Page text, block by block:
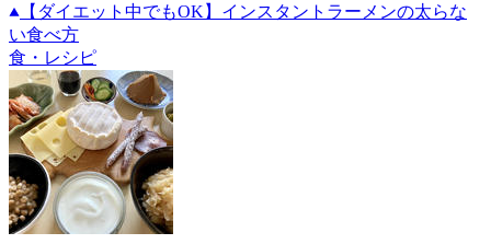
【ダイエット中でもOK】インスタントラーメンの太らな
い食べ方
食・レシピ